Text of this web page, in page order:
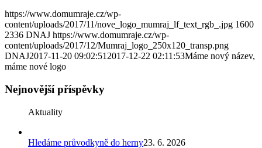
https://www.domumraje.cz/wp-
content/uploads/2017/11/nove_logo_mumraj_lf_text_rgb_.jpg 1600
2336 DNAJ https://www.domumraje.cz/wp-
content/uploads/2017/12/Mumraj_logo_250x120_transp.png
DNAJ2017-11-20 09:02:51 2017-12-22 02:11:53Máme nový název,
máme nové logo
Nejnovější příspěvky
Aktuality
Hledáme průvodkyně do herny23. 6. 2026